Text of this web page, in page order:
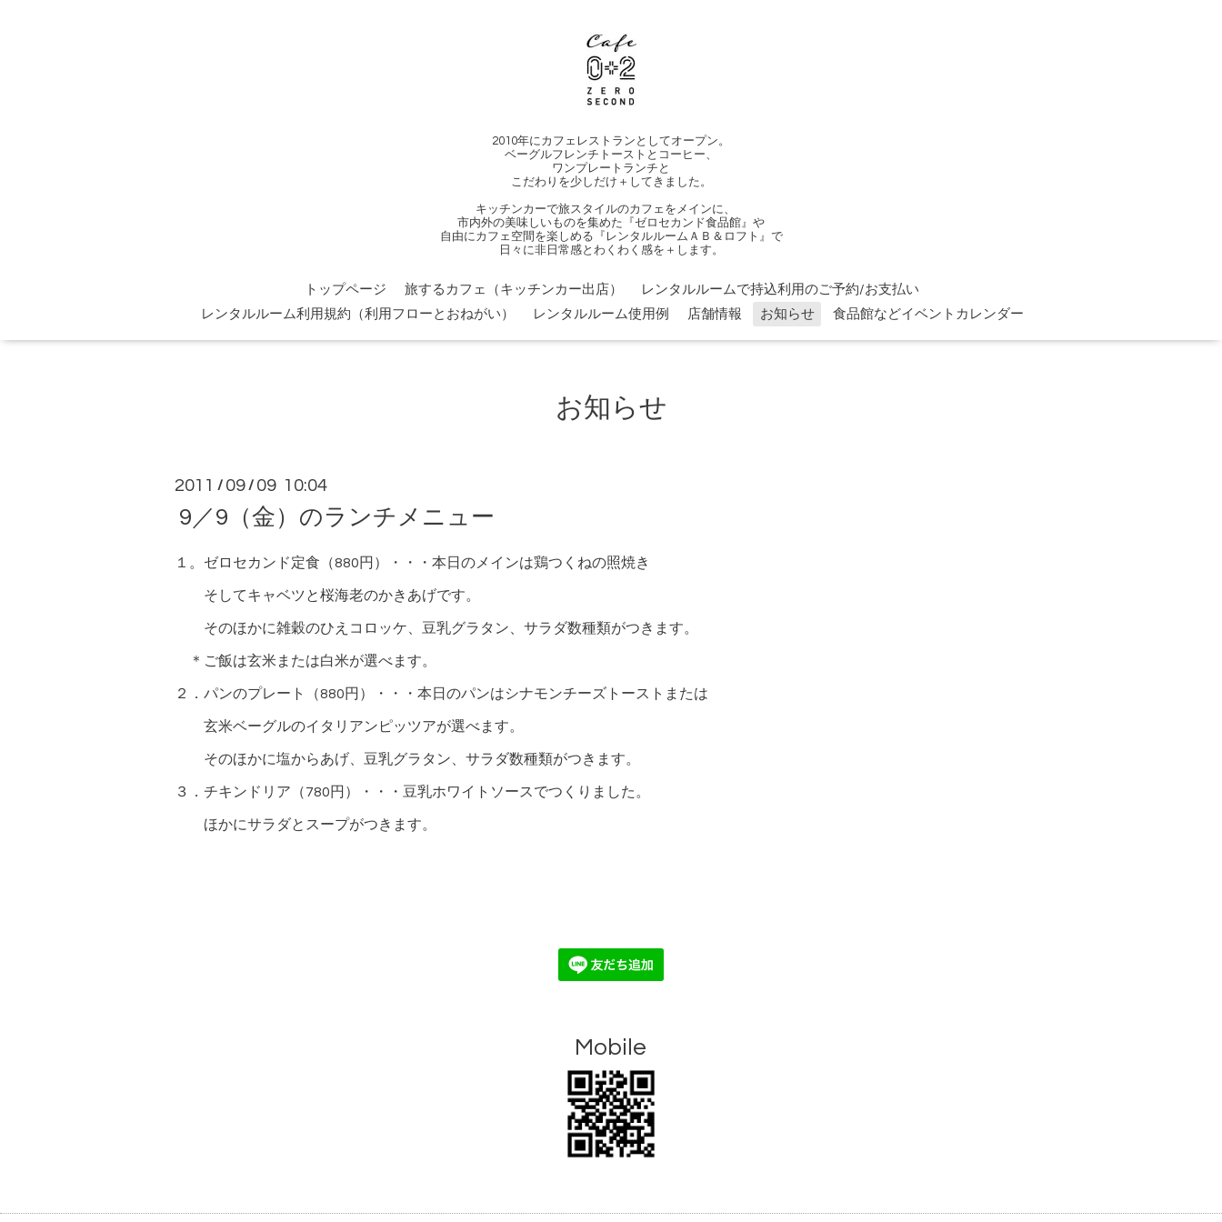
2010年にカフェレストランとしてオープン。
ベーグルフレンチトーストとコーヒー、
ワンプレートランチと
こだわりを少しだけ＋してきました。
キッチンカーで旅スタイルのカフェをメインに、
市内外の美味しいものを集めた『ゼロセカンド食品館』や
自由にカフェ空間を楽しめる『レンタルルームＡＢ＆ロフト』で
日々に非日常感とわくわく感を＋します。
トップページ 旅するカフェ（キッチンカー出店）
レンタルルームで持込利用のご予約/お支払い
レンタルルーム利用規約（利用フローとおねがい）
レンタルルーム使用例 店舗情報 お知らせ 食品館などイベントカレンダー
お知らせ
2011 / 09 / 09 10:04
9／9（金）のランチメニュー
１。ゼロセカンド定食（880円）・・・本日のメインは鶏つくねの照焼き
そしてキャベツと桜海老のかきあげです。
そのほかに雑穀のひえコロッケ、豆乳グラタン、サラダ数種類がつきます。
＊ご飯は玄米または白米が選べます。
２．パンのプレート（880円）・・・本日のパンはシナモンチーズトーストまたは
玄米ベーグルのイタリアンピッツアが選べます。
そのほかに塩からあげ、豆乳グラタン、サラダ数種類がつきます。
３．チキンドリア（780円）・・・豆乳ホワイトソースでつくりました。
ほかにサラダとスープがつきます。
Mobile